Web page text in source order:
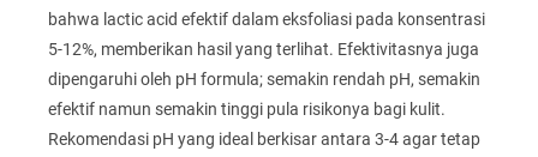
bahwa lactic acid efektif dalam eksfoliasi pada konsentrasi
5-12%, memberikan hasil yang terlihat. Efektivitasnya juga
dipengaruhi oleh pH formula; semakin rendah pH, semakin
efektif namun semakin tinggi pula risikonya bagi kulit.
Rekomendasi pH yang ideal berkisar antara 3-4 agar tetap